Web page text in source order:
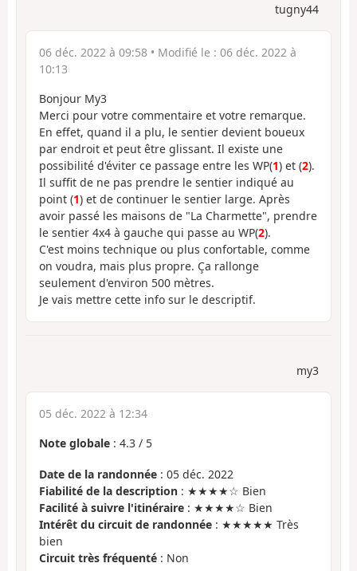
tugny44
06 déc. 2022 à 09:58 • Modifié le : 06 déc. 2022 à
10:13
Bonjour My3
Merci pour votre commentaire et votre remarque.
En effet, quand il a plu, le sentier devient boueux
par endroit et peut être glissant. Il existe une
possibilité d'éviter ce passage entre les WP(1) et (2).
Il suffit de ne pas prendre le sentier indiqué au
point (1) et de continuer le sentier large. Après
avoir passé les maisons de "La Charmette", prendre
le sentier 4x4 à gauche qui passe au WP(2).
C'est moins technique ou plus confortable, comme
on voudra, mais plus propre. Ça rallonge
seulement d'environ 500 mètres.
Je vais mettre cette info sur le descriptif.
my3
05 déc. 2022 à 12:34
Note globale : 4.3 / 5
Date de la randonnée : 05 déc. 2022
Fiabilité de la description : ★★★★☆ Bien
Facilité à suivre l'itinéraire : ★★★★☆ Bien
Intérêt du circuit de randonnée : ★★★★★ Très
bien
Circuit très fréquenté : Non